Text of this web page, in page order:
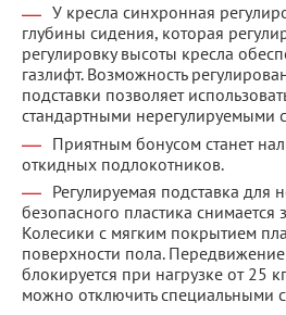
У кресла синхронная
глубины сидения, которая
регулировку высоты кресла
газлифт. Возможность
подставки позволяет
стандартными нерегулируемыми
Приятным бонусом станет
откидных подлокотников.
Регулируемая подставка для
безопасного пластика снимается
Колесики с мягким покрытием
поверхности пола.
блокируется при нагрузке от 25
можно отключить специальными